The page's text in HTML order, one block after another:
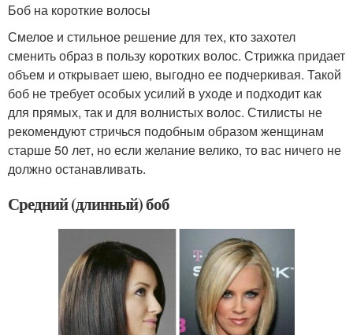
Боб на короткие волосы
Смелое и стильное решение для тех, кто захотел
сменить образ в пользу коротких волос. Стрижка придает
объем и открывает шею, выгодно ее подчеркивая. Такой
боб не требует особых усилий в уходе и подходит как
для прямых, так и для волнистых волос. Стилисты не
рекомендуют стричься подобным образом женщинам
старше 50 лет, но если желание велико, то вас ничего не
должно останавливать.
Средний (длинный) боб